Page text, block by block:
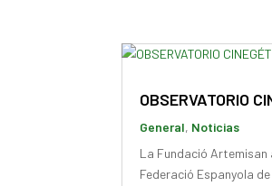
OBSERVATORIO
General, Noticias
La Fundació Artemisan
Federació Espanyola